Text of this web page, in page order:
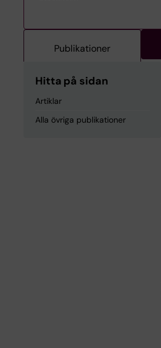
Publikationer
Hitta på sidan
Artiklar
Alla övriga publikationer